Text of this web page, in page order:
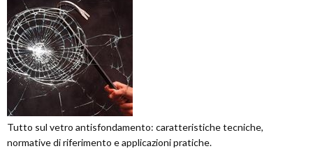
Tutto sul vetro antisfondamento: caratteristiche tecniche,
normative di riferimento e applicazioni pratiche.